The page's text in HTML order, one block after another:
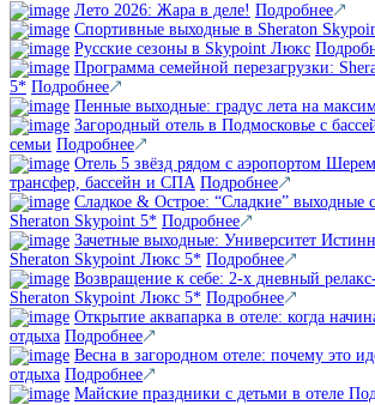
Лето 2026: Жара в деле! Подробнее
Спортивные выходные в Sheraton
Русские сезоны в Skypoint Люкс
Программа семейной перезагрузки:
5* Подробнее
Пенные выходные: градус лета на
Загородный отель в Подмосковье с
семьи Подробнее
Отель 5 звёзд рядом с аэропортом
трансфер, бассейн и СПА Подробнее
Сладкое & Острое: “Сладкие” выходные
Sheraton Skypoint 5* Подробнее
Зачетные выходные: Университет
Sheraton Skypoint Люкс 5* Подробнее
Возвращение к себе: 2-х дневный
Sheraton Skypoint Люкс 5* Подробнее
Открытие аквапарка в отеле: когда
отдыха Подробнее
Весна в загородном отеле: почему это
отдыха Подробнее
Майские праздники с детьми в отеле